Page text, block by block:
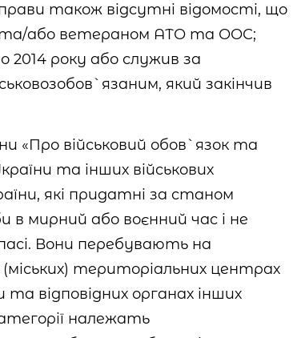
також відсутні відомості, що
та/або ветераном АТО та ООС;
2014 року або служив за
який закінчив
«Про військовий обов`язок та
та інших військових
які придатні за станом
в мирний або воєнний час і не
Вони перебувають на
(міських) територіальних центрах
відповідних органах інших
належать